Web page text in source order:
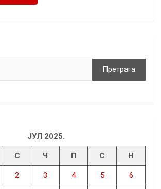
Претрага
ЈУЛ 2025.
С Ч П С Н
2 3 4 5 6